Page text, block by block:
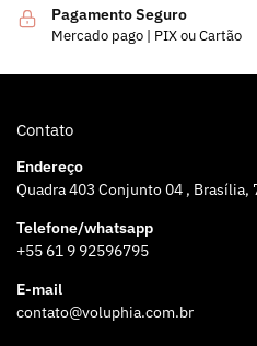
Pagamento Seguro
Mercado pago | PIX ou Cartão
Contato
Endereço
Quadra 403 Conjunto 04 ,
Telefone/whatsapp
+55 61 9 92596795
E-mail
contato@voluphia.com.br